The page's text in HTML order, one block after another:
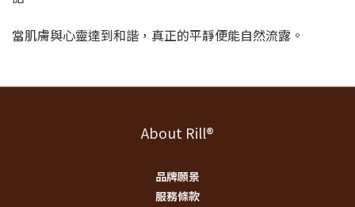
當肌膚與心靈達到和諧，真正的平靜便能自然流露。
About Rill®
品牌願景
服務條款